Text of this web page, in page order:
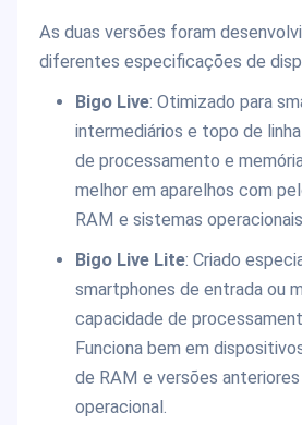
As duas versões foram
diferentes especificações de
Bigo Live: Otimizado para
intermediários e topo de
de processamento e
melhor em aparelhos com
RAM e sistemas
Bigo Live Lite: Criado
smartphones de entrada ou
capacidade de
Funciona bem em
de RAM e versões
operacional.